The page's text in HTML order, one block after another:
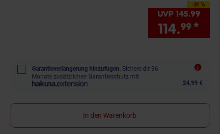
-21 %
Sie Sparen 21
UVP 145.99UVP
114.99 *
Garantieverlängerung hinzufügen. Sichere dir 36
Monate zusätzlichen Garantieschutz mit
24,99 €
In den Warenkorb